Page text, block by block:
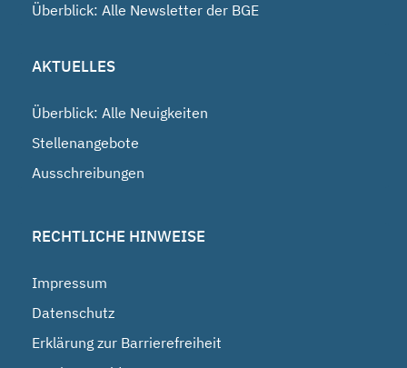
Überblick: Alle Newsletter der BGE
AKTUELLES
Überblick: Alle Neuigkeiten
Stellenangebote
Ausschreibungen
RECHTLICHE HINWEISE
Impressum
Datenschutz
Erklärung zur Barrierefreiheit